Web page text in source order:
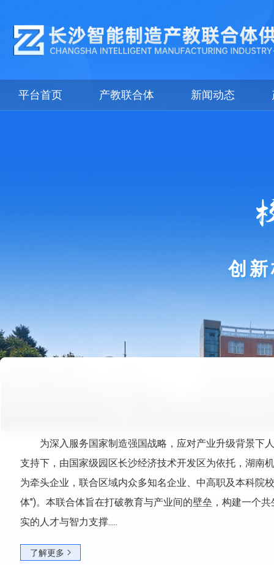
平台首页 产教联合体 新闻动态
长沙智能
为深入服务国家制造强国战略，应对产业升级背景下
支持下，由国家级园区长沙经济技术开发区为依托，湖南
为牵头企业，联合区域内众多知名企业、中高职及本科院
体")。本联合体旨在打破教育与产业间的壁垒，构建一个
实的人才与智力支撑.....
了解更多